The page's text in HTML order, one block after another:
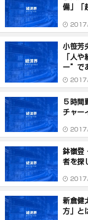
備」「
小笹芳
「人
ー”で
５時間
チャー
鉢嶺登
者を探
新倉健
方」と